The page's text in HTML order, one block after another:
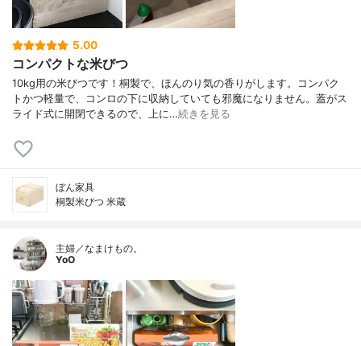
5.00
コンパクトな米びつ
10kg用の米びつです！桐製で、ほんのり気の香りがします。コンパク
トかつ軽量で、コンロの下に収納していても邪魔になりません。蓋がス
ライド式に開閉できるので、上に…続きを見る
ぼん家具
桐製米びつ 米蔵
主婦／なまけもの。
YoO